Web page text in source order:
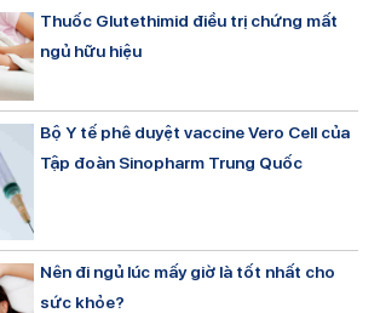
Thuốc Glutethimid điều trị chứng mất
ngủ hữu hiệu
Bộ Y tế phê duyệt vaccine Vero Cell của
Tập đoàn Sinopharm Trung Quốc
Nên đi ngủ lúc mấy giờ là tốt nhất cho
sức khỏe?